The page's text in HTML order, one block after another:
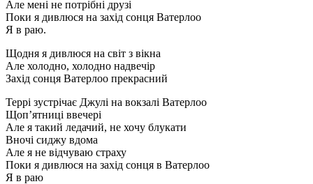
Але мені не потрібні друзі
Поки я дивлюся на захід сонця Ватерлоо
Я в раю.
Щодня я дивлюся на світ з вікна
Але холодно, холодно надвечір
Захід сонця Ватерлоо прекрасний
Террі зустрічає Джулі на вокзалі Ватерлоо
Щоп’ятниці ввечері
Але я такий ледачий, не хочу блукати
Вночі сиджу вдома
Але я не відчуваю страху
Поки я дивлюся на захід сонця в Ватерлоо
Я в раю